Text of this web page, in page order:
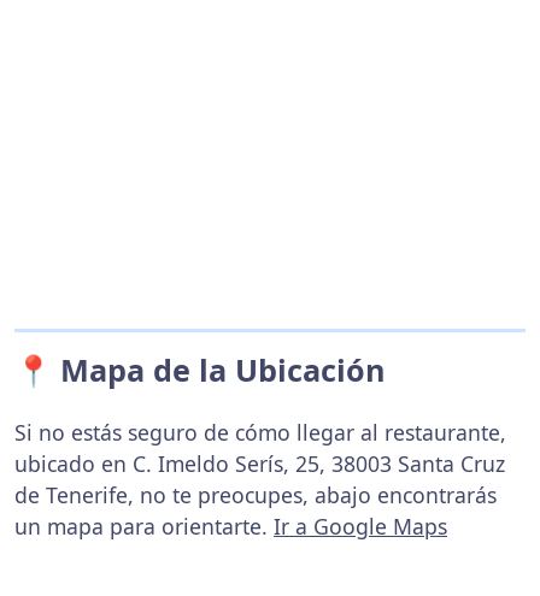
📍 Mapa de la Ubicación
Si no estás seguro de cómo llegar al restaurante,
ubicado en C. Imeldo Serís, 25, 38003 Santa Cruz
de Tenerife, no te preocupes, abajo encontrarás
un mapa para orientarte. Ir a Google Maps